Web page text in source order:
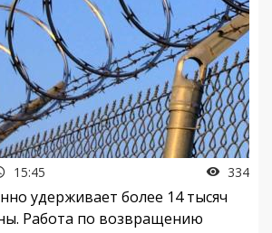
15:45 334
удерживает более 14 тысяч
Работа по возвращению